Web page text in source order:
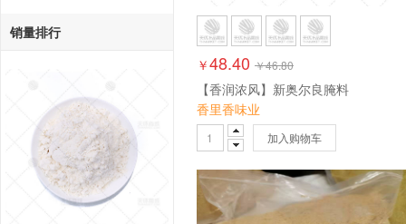
销量排行
￥48.40 ￥46.80
【香润浓风】新奥尔良腌料
香里香味业
加入购物车